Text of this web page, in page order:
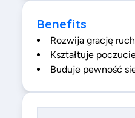
Benefits
Rozwija grację
Kształtuje
Buduje pewność